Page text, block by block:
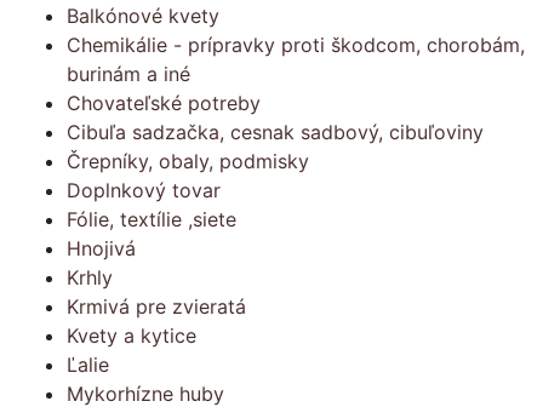
Balkónové kvety
Chemikálie - prípravky proti škodcom, chorobám,
burinám a iné
Chovateľské potreby
Cibuľa sadzačka, cesnak sadbový, cibuľoviny
Črepníky, obaly, podmisky
Doplnkový tovar
Fólie, textílie ,siete
Hnojivá
Krhly
Krmivá pre zvieratá
Kvety a kytice
Ľalie
Mykorhízne huby